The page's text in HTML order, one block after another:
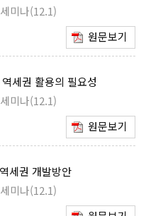
미나(12.1)
원문보기
세권 활용의 필요성
미나(12.1)
원문보기
세권 개발방안
미나(12.1)